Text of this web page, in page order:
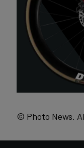
© Photo News.